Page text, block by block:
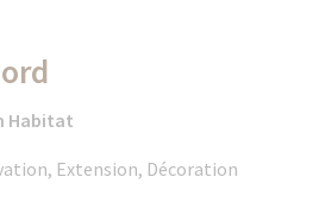
Habitat
Extension, Décoration